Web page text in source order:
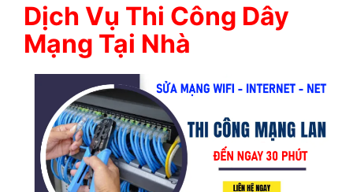
Dịch Vụ Thi Công Dây
Mạng Tại Nhà